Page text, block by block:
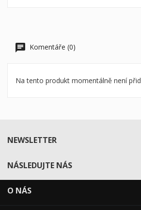
Komentáře (0)
Na tento produkt momentálně není
NEWSLETTER
NÁSLEDUJTE NÁS
O NÁS